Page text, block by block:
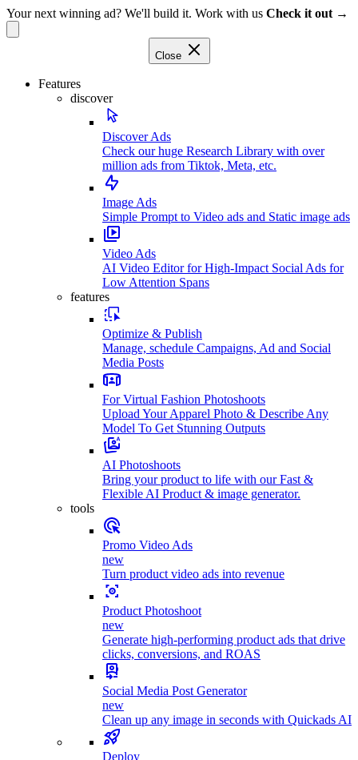
Your next winning ad? We'll build it. Work with us Check it out →
Close
Features
discover
Discover Ads
Check our huge Research Library with over
million ads from Tiktok, Meta, etc.
Image Ads
Simple Prompt to Video ads and Static image ads
Video Ads
AI Video Editor for High-Impact Social Ads for
Low Attention Spans
features
Optimize & Publish
Manage, schedule Campaigns, Ad and Social
Media Posts
For Virtual Fashion Photoshoots
Upload Your Apparel Photo & Describe Any
Model To Get Stunning Outputs
AI Photoshoots
Bring your product to life with our Fast &
Flexible AI Product & image generator.
tools
Promo Video Ads
new
Turn product video ads into revenue
Product Photoshoot
new
Generate high-performing product ads that drive
clicks, conversions, and ROAS
Social Media Post Generator
new
Clean up any image in seconds with Quickads AI
Deploy